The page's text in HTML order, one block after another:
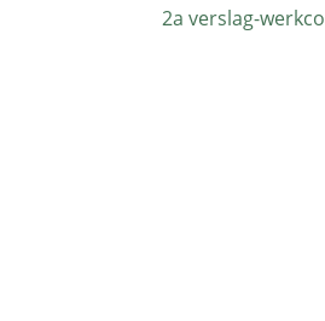
2a verslag-